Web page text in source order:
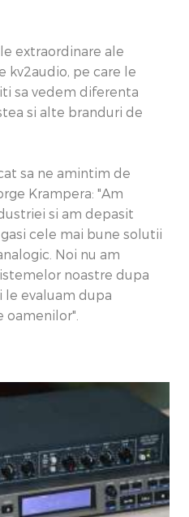
extraordinare ale
kv2audio, pe care le
sa vedem diferenta
si alte branduri de
sa ne amintim de
Krampera: "Am
si am depasit
cele mai bune solutii
Noi nu am
noastre dupa
le evaluam dupa
oamenilor".